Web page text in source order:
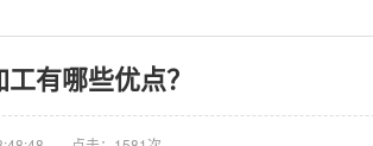
有哪些优点？